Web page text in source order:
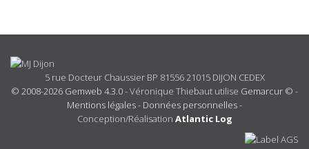
5 rue Docteur Chaussier BP 81556 21015 DIJON CEDEX
© 2008-2026 Gemweb 4.3.0- Véronique Thiebaut utilise Gemarcur © -
Mentions légales- Données personnelles-
Conception/Réalisation Atlantic Log